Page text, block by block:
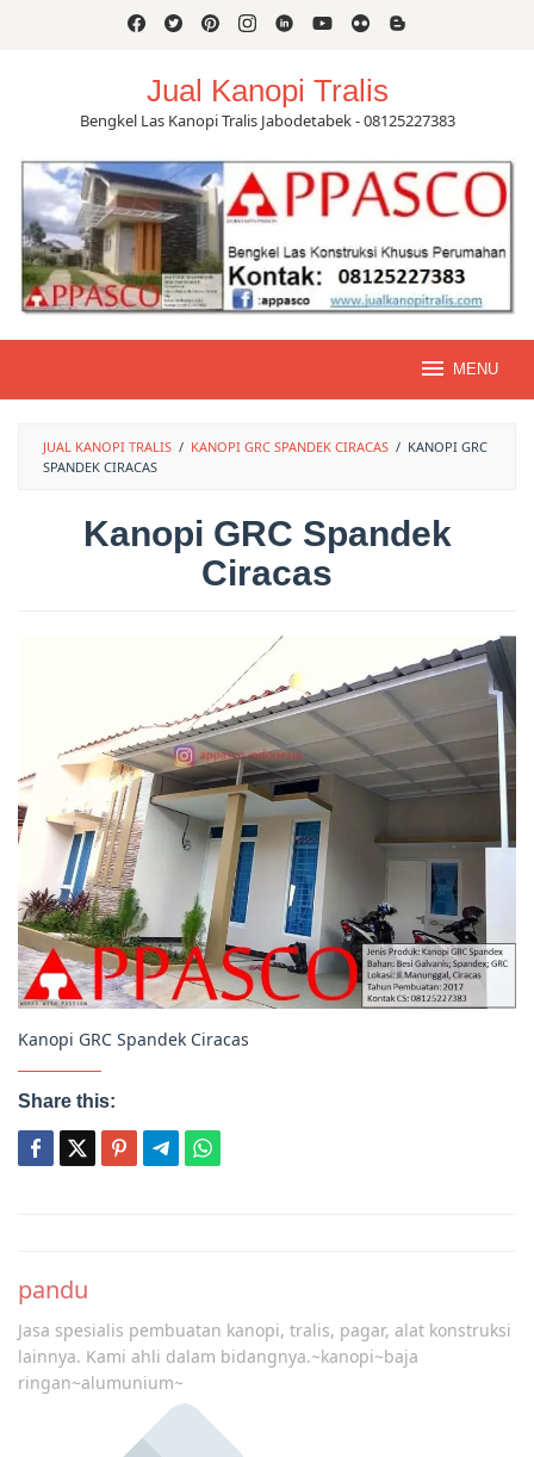
Jual Kanopi Tralis
Bengkel Las Kanopi Tralis Jabodetabek - 08125227383
MENU
JUAL KANOPI TRALIS / KANOPI GRC SPANDEK CIRACAS / KANOPI GRC
SPANDEK CIRACAS
Kanopi GRC Spandek
Ciracas
Kanopi GRC Spandek Ciracas
Share this:
navigation
pandu
Jasa spesialis pembuatan kanopi, tralis, pagar, alat konstruksi
lainnya. Kami ahli dalam bidangnya.~kanopi~baja
ringan~alumunium~